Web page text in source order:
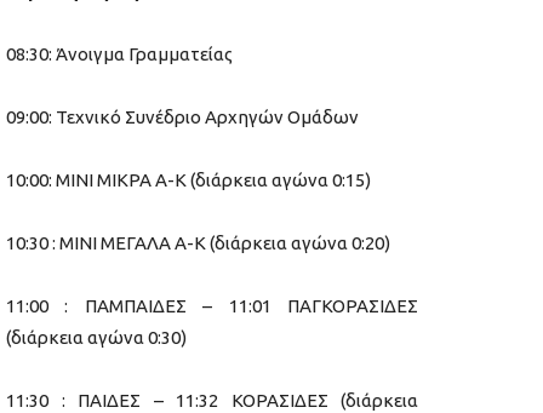
08:30: Άνοιγμα Γραμματείας
09:00: Τεχνικό Συνέδριο Αρχηγών Ομάδων
10:00: ΜΙΝΙ ΜΙΚΡΑ Α-Κ (διάρκεια αγώνα 0:15)
10:30 : ΜΙΝΙ ΜΕΓΑΛΑ Α-Κ (διάρκεια αγώνα 0:20)
11:00 : ΠΑΜΠΑΙΔΕΣ – 11:01 ΠΑΓΚΟΡΑΣΙΔΕΣ
(διάρκεια αγώνα 0:30)
11:30 : ΠΑΙΔΕΣ – 11:32 ΚΟΡΑΣΙΔΕΣ (διάρκεια